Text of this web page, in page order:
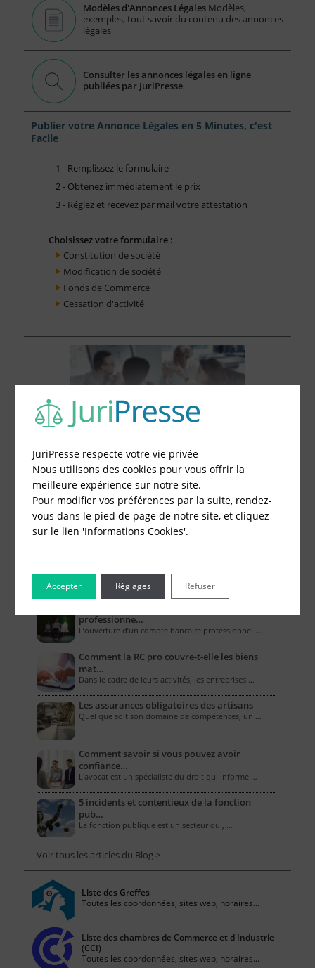
Modèles d'Annonces Légales Modèles,
exemples, tout savoir du contenu des annonces
légales
Consulter les annonces légales en ligne
publiées par JuriPresse
Publier votre Annonce Légales en 5 Minutes, c'est
Facile
1 - Remplissez le formulaire
2 - Obtenez immédiatement le prix
3 - Réglez et recevez par mail votre attestation
Choisissez votre formulaire :
Constitution de société
Modification de société
Fonds de Commerce
Cessation d'activité
Le Blog pour les Entreprises
professionne…
L’ouverture d’un compte bancaire professionnel …
Comment la RC pro couvre-t-elle les biens
mat…
Dans le cadre de leurs activités, les entreprises …
Les assurances obligatoires des artisans
Quel que soit son domaine de compétences, un …
Comment savoir si vous pouvez avoir
confiance…
L'avocat est un spécialiste du droit qui informe …
5 incidents et contentieux de la fonction
pub…
La fonction publique est un secteur qui, …
Voir tous les articles du Blog >
Liste des Greffes
Toutes les coordonnées, sites web, horaires...
Liste des chambres de Commerce et d'Industrie
(CCI)
Toutes les coordonnées, sites web, horaires...
JuriPresse respecte votre vie privée
Nous utilisons des cookies pour vous offrir la
meilleure expérience sur notre site.
Pour modifier vos préférences par la suite, rendez-
vous dans le pied de page de notre site, et cliquez
sur le lien 'Informations Cookies'.
Accepter Refuser
Réglages